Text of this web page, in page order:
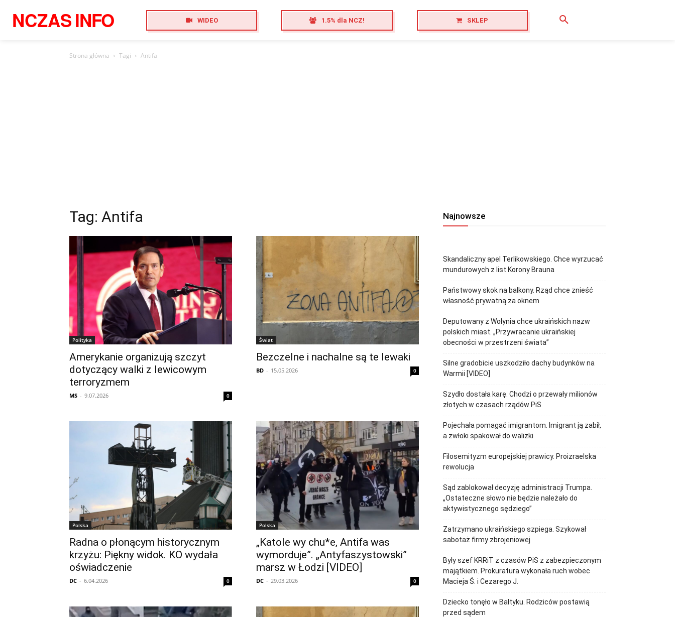
NCZASINFO WIDEO 1.5% dla NCZ! SKLEP
Strona główna Tagi Antifa
Tag: Antifa
Polityka
Amerykanie organizują szczyt
dotyczący walki z lewicowym
terroryzmem
MS - 9.07.2026 0
Świat
Bezczelne i nachalne są te lewaki
BD - 15.05.2026 0
Polska
Radna o płonącym historycznym
krzyżu: Piękny widok. KO wydała
oświadczenie
DC - 6.04.2026 0
Polska
„Katole wy chu*e, Antifa was
wymorduje”. „Antyfaszystowski”
marsz w Łodzi [VIDEO]
DC - 29.03.2026 0
Najnowsze
Skandaliczny apel Terlikowskiego. Chce wyrzucać
mundurowych z list Korony Brauna
Państwowy skok na balkony. Rząd chce znieść
własność prywatną za oknem
Deputowany z Wołynia chce ukraińskich nazw
polskich miast. „Przywracanie ukraińskiej
obecności w przestrzeni świata”
Silne gradobicie uszkodziło dachy budynków na
Warmii [VIDEO]
Szydło dostała karę. Chodzi o przewały milionów
złotych w czasach rządów PiS
Pojechała pomagać imigrantom. Imigrant ją zabił,
a zwłoki spakował do walizki
Filosemityzm europejskiej prawicy. Proizraelska
rewolucja
Sąd zablokował decyzję administracji Trumpa.
„Ostateczne słowo nie będzie należało do
aktywistycznego sędziego”
Zatrzymano ukraińskiego szpiega. Szykował
sabotaż firmy zbrojeniowej
Były szef KRRiT z czasów PiS z zabezpieczonym
majątkiem. Prokuratura wykonała ruch wobec
Macieja Ś. i Cezarego J.
Dziecko tonęło w Bałtyku. Rodziców postawią
przed sądem